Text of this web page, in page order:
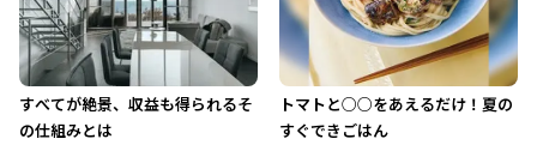
すべてが絶景、収益も得られるそ
の仕組みとは
トマトと○○をあえるだけ！夏の
すぐできごはん